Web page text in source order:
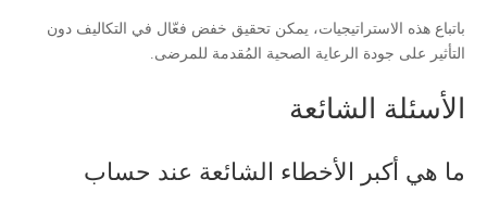
باتباع هذه الاستراتيجيات، يمكن تحقيق خفض فعّال في التكاليف دون
التأثير على جودة الرعاية الصحية المُقدمة للمرضى.
الأسئلة الشائعة
ما هي أكبر الأخطاء الشائعة عند حساب